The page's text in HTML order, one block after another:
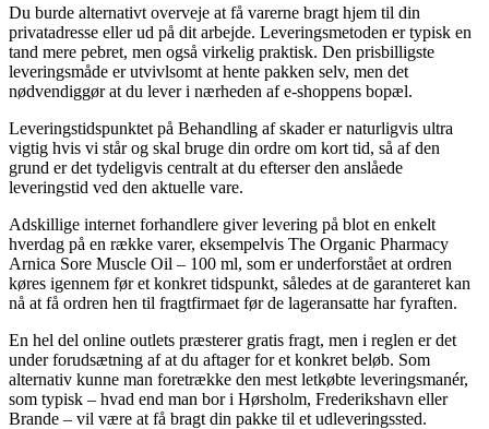
Du burde alternativt overveje at få varerne bragt hjem til din
privatadresse eller ud på dit arbejde. Leveringsmetoden er typisk en
tand mere pebret, men også virkelig praktisk. Den prisbilligste
leveringsmåde er utvivlsomt at hente pakken selv, men det
nødvendiggør at du lever i nærheden af e-shoppens bopæl.
Leveringstidspunktet på Behandling af skader er naturligvis ultra
vigtig hvis vi står og skal bruge din ordre om kort tid, så af den
grund er det tydeligvis centralt at du efterser den anslåede
leveringstid ved den aktuelle vare.
Adskillige internet forhandlere giver levering på blot en enkelt
hverdag på en række varer, eksempelvis The Organic Pharmacy
Arnica Sore Muscle Oil – 100 ml, som er underforstået at ordren
køres igennem før et konkret tidspunkt, således at de garanteret kan
nå at få ordren hen til fragtfirmaet før de lageransatte har fyraften.
En hel del online outlets præsterer gratis fragt, men i reglen er det
under forudsætning af at du aftager for et konkret beløb. Som
alternativ kunne man foretrække den mest letkøbte leveringsmanér,
som typisk – hvad end man bor i Hørsholm, Frederikshavn eller
Brande – vil være at få bragt din pakke til et udleveringssted.